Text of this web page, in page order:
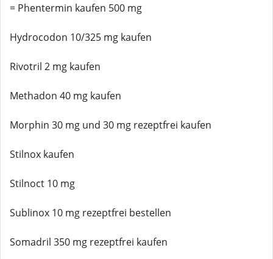
= Phentermin kaufen 500 mg
Hydrocodon 10/325 mg kaufen
Rivotril 2 mg kaufen
Methadon 40 mg kaufen
Morphin 30 mg und 30 mg rezeptfrei kaufen
Stilnox kaufen
Stilnoct 10 mg
Sublinox 10 mg rezeptfrei bestellen
Somadril 350 mg rezeptfrei kaufen